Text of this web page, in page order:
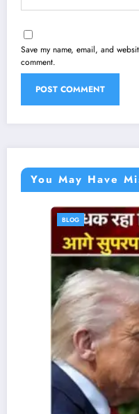
Save my name, email, and
comment.
You May Have